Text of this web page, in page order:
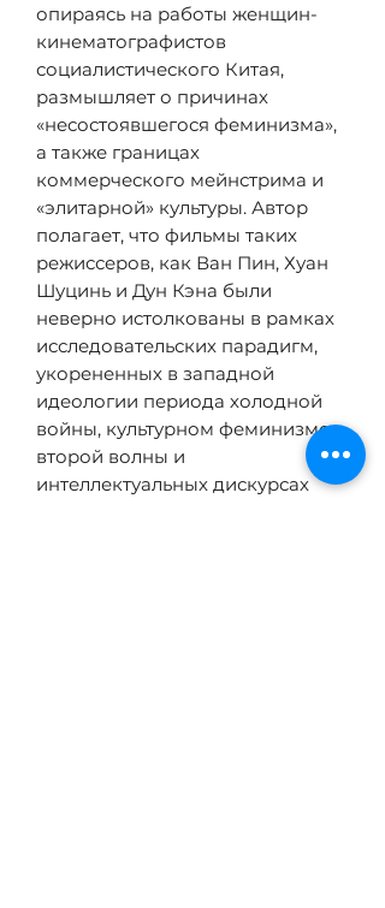
опираясь на работы женщин-
кинематографистов
социалистического Китая,
размышляет о причинах
«несостоявшегося феминизма»,
а также границах
коммерческого мейнстрима и
«элитарной» культуры. Автор
полагает, что фильмы таких
режиссеров, как Ван Пин, Хуан
Шуцинь и Дун Кэна были
неверно истолкованы в рамках
исследовательских парадигм,
укорененных в западной
идеологии периода холодной
войны, культурном феминизме
второй волны и
интеллектуальных дискурсах